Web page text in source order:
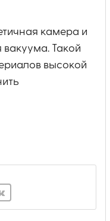
камера и
Такой
высокой